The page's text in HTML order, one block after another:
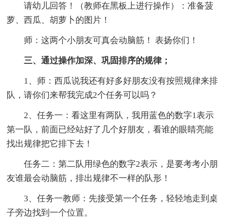
请幼儿回答！（教师在黑板上进行操作）：准备菠
萝、西瓜、胡萝卜的图片！
师：这两个小朋友可真会动脑筋！ 表扬你们！
三、通过操作加深、巩固排序的规律；
1、师：西瓜说我还有好多好朋友没有按照规律来排
队，请你们来帮我完成2个任务可以吗？
2、任务一：看这里有两队，我用蓝色的数字1表示
第一队，前面已经站好了几个好朋友，看谁的眼睛亮能
找出规律把它排下去！
任务二：第二队用绿色的数字2表示，是要考考小朋
友谁最会动脑筋，排出规律不一样的队形！
3、任务一教师：先接受第一个任务，轻轻地走到桌
子旁边找到一个位置。